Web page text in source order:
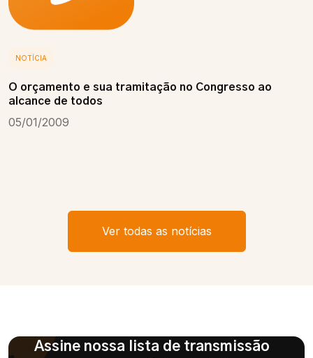
NOTÍCIA
O orçamento e sua tramitação no Congresso ao
alcance de todos
05/01/2009
Ver todas as notícias
Assine nossa lista de transmissão